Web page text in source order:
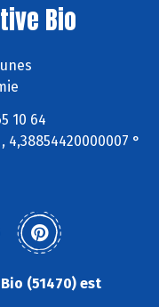
Bio
10 64
4,38854420000007 °
(51470) est